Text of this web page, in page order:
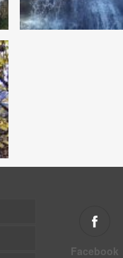
Facebook